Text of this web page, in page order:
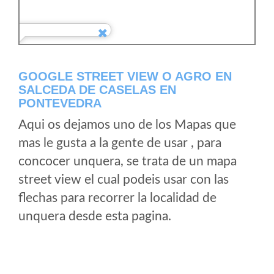
GOOGLE STREET VIEW O AGRO EN
SALCEDA DE CASELAS EN
PONTEVEDRA
Aqui os dejamos uno de los Mapas que
mas le gusta a la gente de usar , para
concocer unquera, se trata de un mapa
street view el cual podeis usar con las
flechas para recorrer la localidad de
unquera desde esta pagina.